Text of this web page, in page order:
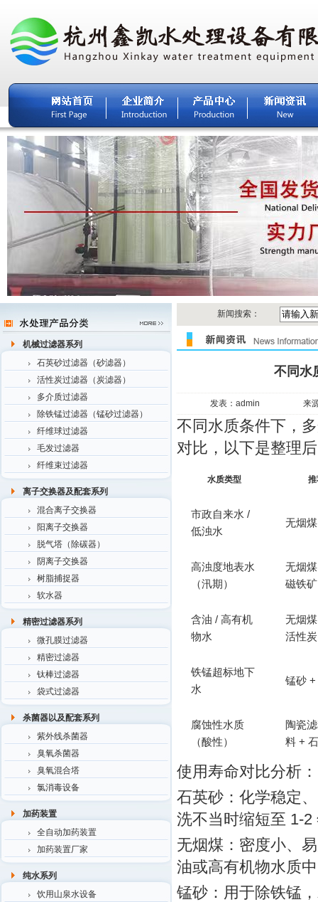
机械过滤器系列
石英砂过滤器（砂滤器）
活性炭过滤器（炭滤器）
多介质过滤器
除铁锰过滤器（锰砂过滤器）
纤维球过滤器
毛发过滤器
纤维束过滤器
离子交换器及配套系列
混合离子交换器
阳离子交换器
脱气塔（除碳器）
阴离子交换器
树脂捕捉器
软水器
精密过滤器系列
微孔膜过滤器
精密过滤器
钛棒过滤器
袋式过滤器
杀菌器以及配套系列
紫外线杀菌器
臭氧杀菌器
臭氧混合塔
氯消毒设备
加药装置
全自动加药装置
加药装置厂家
纯水系列
饮用山泉水设备
新闻搜索：
不同水
发表：admin 来
不同水质条件下，
对比，以下是整理
水质类型
市政自来水 /
低浊水
无烟
高浊度地表水
（汛期）
无烟
磁铁矿
含油 / 高有机
物水
无烟
活性炭
铁锰超标地下
水
锰砂
腐蚀性水质
（酸性）
陶瓷
料 +
使用寿命对比分析：
石英砂：化学稳定
洗不当时缩短至 1-2
无烟煤：密度小、
油或高有机物水质
锰砂：用于除铁锰